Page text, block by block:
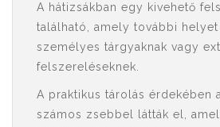
A hátizsákban egy kivehető
található, amely további
személyes tárgyaknak vagy
felszereléseknek.
A praktikus tárolás érdekében
számos zsebbel látták el,